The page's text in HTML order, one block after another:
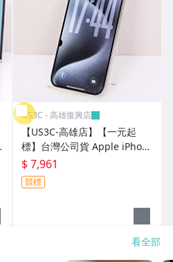
US3C - 高雄復興店
【US3C-高雄店】【一元起
標】台灣公司貨 Apple iPhon
e 15 Pro 128GB 白色鈦金屬
6.1吋 A17Pro晶片 4800萬像
素主鏡頭
$ 7,961
競標
看全部